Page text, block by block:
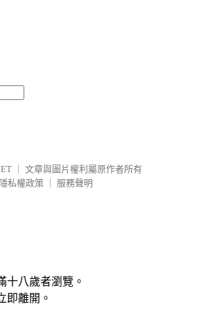
文章與圖片權利屬原作者所有
隱私權政策
服務聲明
十八歲者瀏覽。
即離開。